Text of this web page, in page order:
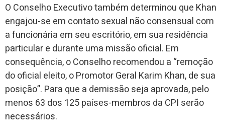
O Conselho Executivo também determinou que Khan
engajou-se em contato sexual não consensual com
a funcionária em seu escritório, em sua residência
particular e durante uma missão oficial. Em
consequência, o Conselho recomendou a “remoção
do oficial eleito, o Promotor Geral Karim Khan, de sua
posição”. Para que a demissão seja aprovada, pelo
menos 63 dos 125 países-membros da CPI serão
necessários.